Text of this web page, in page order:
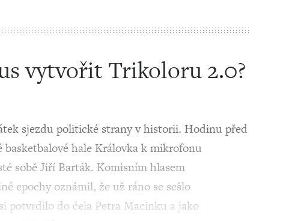
vytvořit Trikoloru 2.0?
sjezdu politické strany v historii. Hodinu před
hale Královka k mikrofonu
sobě Jiří Barták. Komisním hlasem
epochy oznámil, že už ráno se sešlo
potvrdilo do čela Petra Macinku a jako